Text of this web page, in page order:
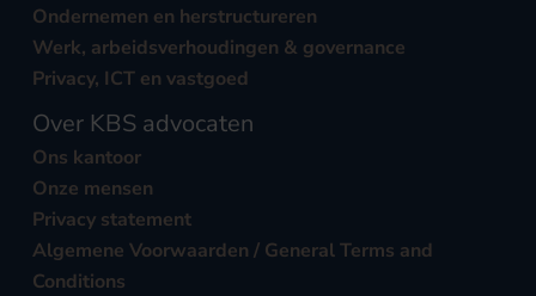
Ondernemen en herstructureren
Werk, arbeidsverhoudingen & governance
Privacy, ICT en vastgoed
Over KBS advocaten
Ons kantoor
Onze mensen
Privacy statement
Algemene Voorwaarden / General Terms and
Conditions